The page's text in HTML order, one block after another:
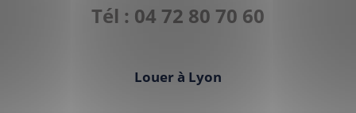
Tél : 04 72 80 70 60
Louer à Lyon